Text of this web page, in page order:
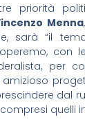
priorità
Menna
sarà “il
con
per
dal
quelli